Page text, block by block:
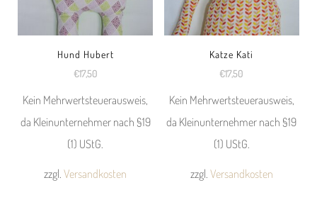
Hund Hubert
€17,50
Kein Mehrwertsteuerausweis,
da Kleinunternehmer nach §19
(1) UStG.
zzgl.Versandkosten
Katze Kati
€17,50
Kein Mehrwertsteuerausweis,
da Kleinunternehmer nach §19
(1) UStG.
zzgl.Versandkosten